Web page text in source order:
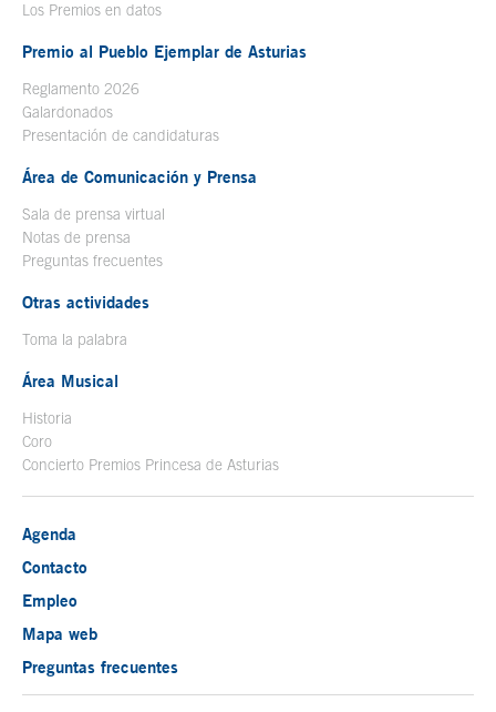
Los Premios en datos
Premio al Pueblo Ejemplar de Asturias
Reglamento 2026
Galardonados
Presentación de candidaturas
Área de Comunicación y Prensa
Sala de prensa virtual
Notas de prensa
Preguntas frecuentes
Otras actividades
Toma la palabra
Área Musical
Historia
Coro
Concierto Premios Princesa de Asturias
Agenda
Contacto
Empleo
Mapa web
Preguntas frecuentes